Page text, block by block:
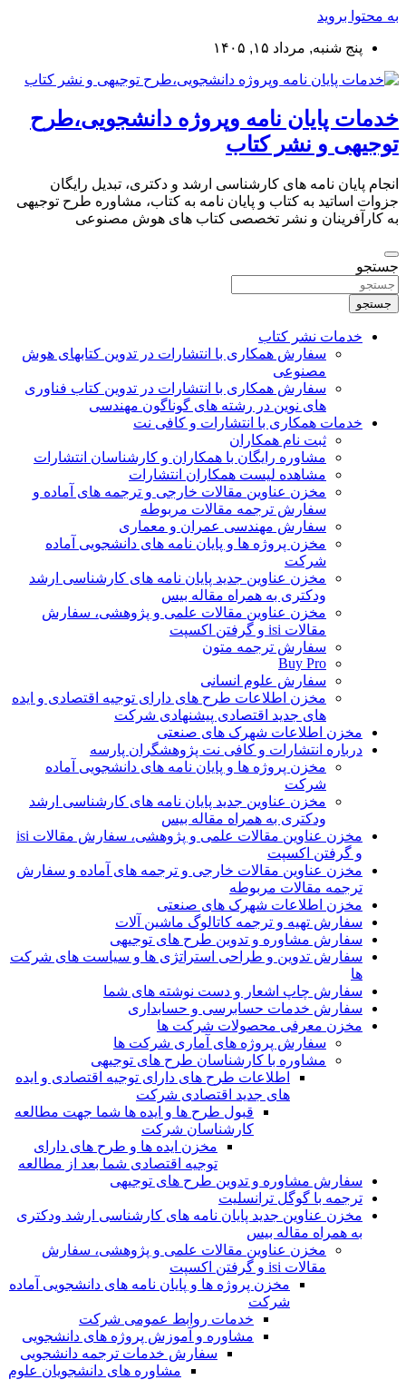
به محتوا بروید
پنج شنبه, مرداد ۱۵, ۱۴۰۵
خدمات پایان نامه وپروژه دانشجویی،طرح
توجیهی و نشر کتاب
انجام پایان نامه های کارشناسی ارشد و دکتری، تبدیل رایگان
جزوات اساتید به کتاب و پایان نامه به کتاب، مشاوره طرح توجیهی
به کارآفرینان و نشر تخصصی کتاب های هوش مصنوعی
جستجو
جستجو
خدمات نشر کتاب
سفارش همکاری با انتشارات در تدوین کتابهای هوش
مصنوعی
سفارش همکاری با انتشارات در تدوین کتاب فناوری
های نوین در رشته های گوناگون مهندسی
خدمات همکاری با انتشارات و کافی نت
ثبت نام همکاران
مشاوره رایگان با همکاران و کارشناسان انتشارات
مشاهده لیست همکاران انتشارات
مخزن عناوین مقالات خارجی و ترجمه های آماده و
سفارش ترجمه مقالات مربوطه
سفارش مهندسی عمران و معماری
مخزن پروژه ها و پایان نامه های دانشجویی آماده
شرکت
مخزن عناوین جدید پایان نامه های کارشناسی ارشد
ودکتری به همراه مقاله بیس
مخزن عناوین مقالات علمی و پژوهشی، سفارش
مقالات isi و گرفتن اکسپت
سفارش ترجمه متون
Buy Pro
سفارش علوم انسانی
مخزن اطلاعات طرح های دارای توجیه اقتصادی و ایده
های جدید اقتصادی پیشنهادی شرکت
مخزن اطلاعات شهرک های صنعتی
درباره انتشارات و کافی نت پژوهشگران پارسه
مخزن پروژه ها و پایان نامه های دانشجویی آماده
شرکت
مخزن عناوین جدید پایان نامه های کارشناسی ارشد
ودکتری به همراه مقاله بیس
مخزن عناوین مقالات علمی و پژوهشی، سفارش مقالات isi
و گرفتن اکسپت
مخزن عناوین مقالات خارجی و ترجمه های آماده و سفارش
ترجمه مقالات مربوطه
مخزن اطلاعات شهرک های صنعتی
سفارش تهیه و ترجمه کاتالوگ ماشین آلات
سفارش مشاوره و تدوین طرح های توجیهی
سفارش تدوین و طراحی استراتژی ها و سیاست های شرکت
ها
سفارش چاپ اشعار و دست نوشته های شما
سفارش خدمات حسابرسی و حسابداری
مخزن معرفی محصولات شرکت ها
سفارش پروژه های آماری شرکت ها
مشاوره با کارشناسان طرح های توجیهی
اطلاعات طرح های دارای توجیه اقتصادی و ایده
های جدید اقتصادی شرکت
قبول طرح ها و ایده ها شما جهت مطالعه
کارشناسان شرکت
مخزن ایده ها و طرح های دارای
توجیه اقتصادی شما بعد از مطالعه
سفارش مشاوره و تدوین طرح های توجیهی
ترجمه با گوگل ترانسلیت
مخزن عناوین جدید پایان نامه های کارشناسی ارشد ودکتری
به همراه مقاله بیس
مخزن عناوین مقالات علمی و پژوهشی، سفارش
مقالات isi و گرفتن اکسپت
مخزن پروژه ها و پایان نامه های دانشجویی آماده
شرکت
خدمات روابط عمومی شرکت
مشاوره و آموزش پروژه های دانشجویی
سفارش خدمات ترجمه دانشجویی
مشاوره های دانشجویان علوم